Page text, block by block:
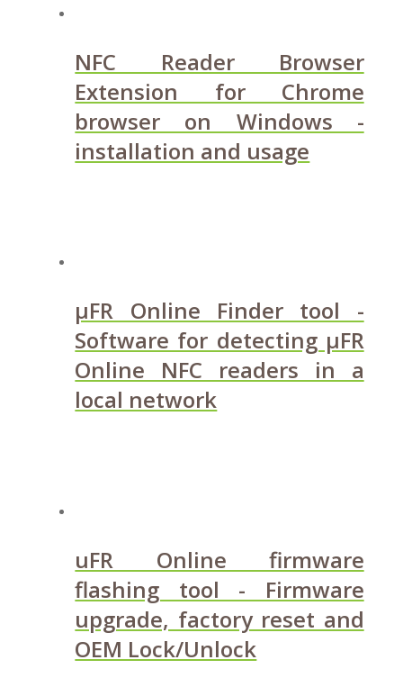
NFC Reader Browser
Extension for Chrome
browser on Windows -
installation and usage
µFR Online Finder tool -
Software for detecting µFR
Online NFC readers in a
local network
uFR Online firmware
flashing tool - Firmware
upgrade, factory reset and
OEM Lock/Unlock